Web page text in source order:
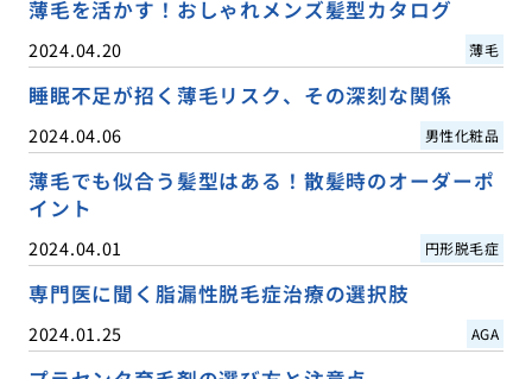
薄毛を活かす！おしゃれメンズ髪型カタログ
2024.04.20 薄毛
睡眠不足が招く薄毛リスク、その深刻な関係
2024.04.06 男性化粧品
薄毛でも似合う髪型はある！散髪時のオーダーポ
イント
2024.04.01 円形脱毛症
専門医に聞く脂漏性脱毛症治療の選択肢
2024.01.25 AGA